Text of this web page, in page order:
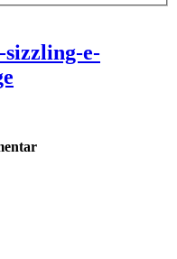
sizzling-e-